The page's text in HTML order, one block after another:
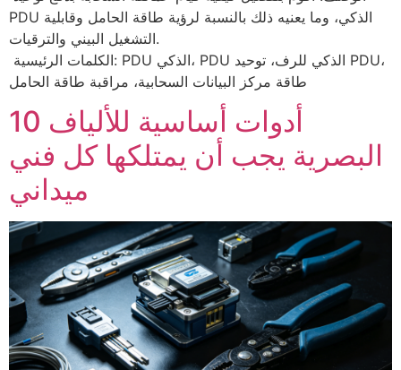
PDU الذكي، وما يعنيه ذلك بالنسبة لرؤية طاقة الحامل وقابلية
التشغيل البيني والترقيات.
طاقة مركز البيانات السحابية، مراقبة طاقة الحامل
10 أدوات أساسية للألياف
البصرية يجب أن يمتلكها كل فني